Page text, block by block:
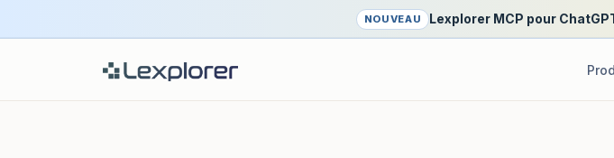
NOUVEAU Lexplorer MCP pour